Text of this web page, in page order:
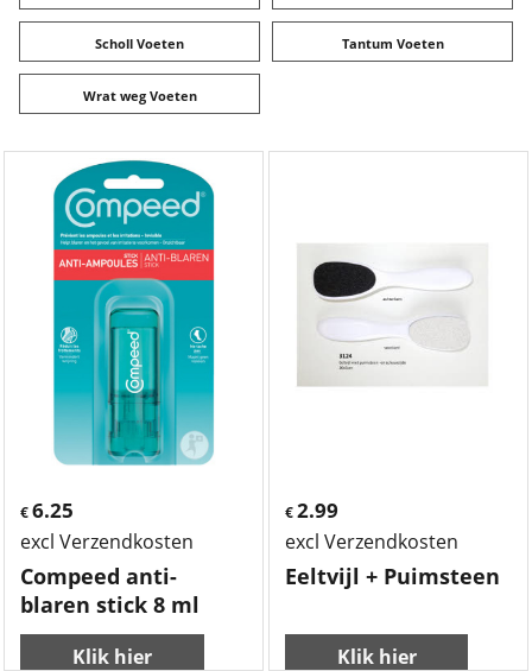
Scholl Voeten Tantum Voeten
Wrat weg Voeten
€ 6.25
excl Verzendkosten
Compeed anti-
blaren stick 8 ml
Klik hier
€2.99
excl Verzendkosten
Eeltvijl + Puimsteen
Klik hier